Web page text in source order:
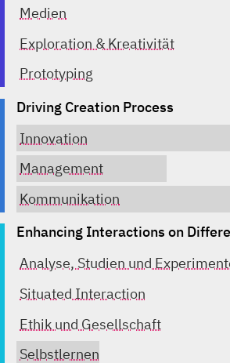
Medien
Exploration & Kreativität
Prototyping
Driving Creation Process
Innovation
Management
Kommunikation
Enhancing Interactions on
Analyse, Studien und
Situated Interaction
Ethik und Gesellschaft
Selbstlernen